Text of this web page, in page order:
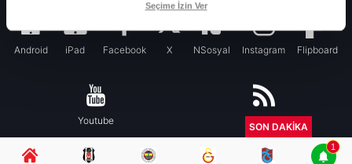
Seçime İzin Ver
Android iPad Facebook X NSosyal Instagram Flipboard
Youtube RSS
SON DAKİKA
1